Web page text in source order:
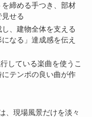
を締める手つき、部材
せる
し、建物全体を支える
なる」達成感を伝え
行している楽曲を使うこ
テンポの良い曲が作
、現場風景だけを淡々